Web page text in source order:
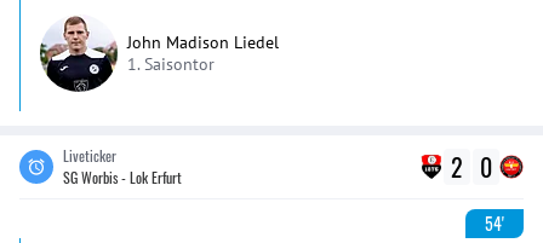
John Madison Liedel
1. Saisontor
Liveticker
SG Worbis - Lok Erfurt
2 0
54'